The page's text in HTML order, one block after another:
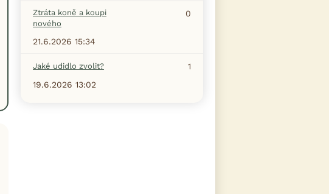
Ztráta koně a koupi
nového
0
21.6.2026 15:34
Jaké udidlo zvolit?
1
19.6.2026 13:02